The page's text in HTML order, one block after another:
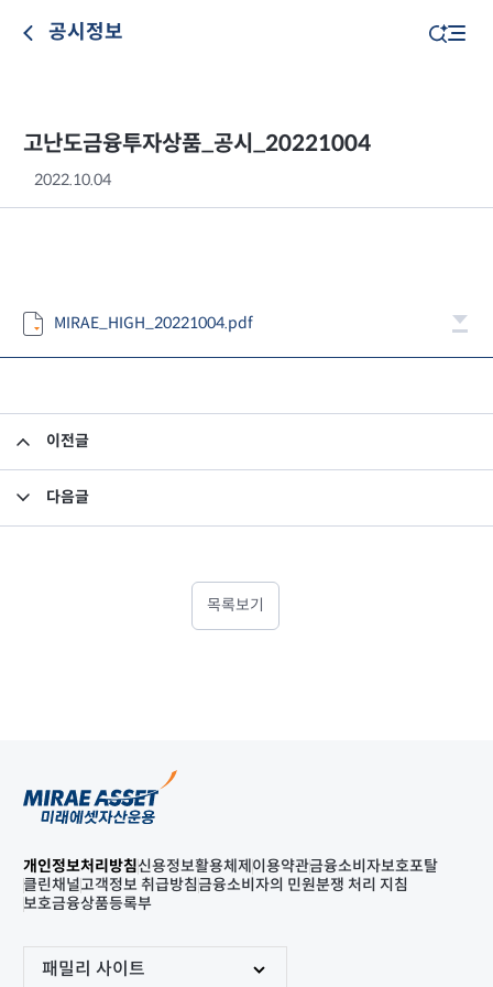
공시정보
고난도금융투자상품_공시_20221004
2022.10.04
MIRAE_HIGH_20221004.pdf
이전글
다음글
목록보기
개인정보처리방침신용정보활용체제 이용약관금융소비자보호포탈
클린채널고객정보 취급방침금융소비자의 민원분쟁 처리 지침
보호금융상품등록부
패밀리 사이트